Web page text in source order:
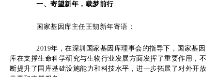
一、 寄望新年， 载梦前行
国家基因库主任王韧新年寄语 ：
2019年，在深圳国家基因库理事会的指导下，国家基因
库在支撑生命科学研究与生物行业发展方面发挥了重要作用，不
断提升了国库基础设施能力和科技水平，进一步拓展了对外开放